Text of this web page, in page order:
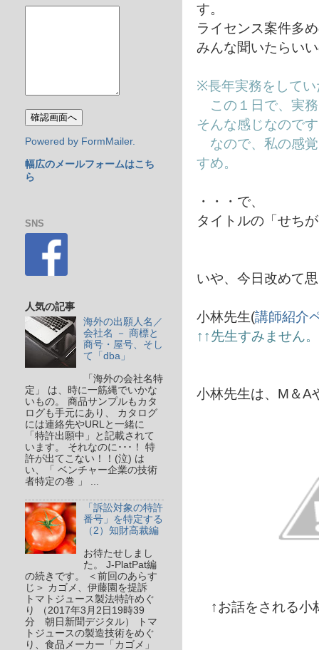
す。
ライセンス案件多
みんな聞いたらい
※長年実務をして
この１日で、実
そんな感じなので
なので、私の感
すめ。
・・・で、
タイトルの「せち
いや、今日改めて
小林先生(講師紹介
↑↑先生すみません
小林先生は、M＆A
↑お話をされる小
Powered by FormMailer.
幅広のメールフォームはこち
ら
SNS
人気の記事
海外の出願人名／
会社名 － 商標と
商号・屋号、そし
て「dba」
「海外の会社名特
定」 は、時に一筋縄でいかな
いもの。 商品サンプルもカタ
ログも手元にあり、 カタログ
には連絡先やURLと一緒に
「特許出願中」と記載されて
います。 それなのに･･･！ 特
許が出てこない！！(泣) は
い、「 ベンチャー企業の技術
者特定の巻 」 ...
「訴訟対象の特許
番号」を特定する
（2）知財高裁編
お待たせしまし
た。 J-PlatPat編
の続きです。 ＜前回のあらす
じ＞ カゴメ、伊藤園を提訴
トマトジュース製法特許めぐ
り （2017年3月2日19時39
分 朝日新聞デジタル） トマ
トジュースの製造技術をめぐ
り、食品メーカー「カゴメ」